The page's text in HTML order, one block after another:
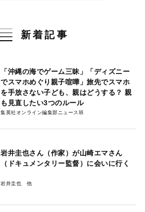
新着記事
「沖縄の海でゲーム三昧」「ディズニー
でスマホめぐり親子喧嘩」旅先でスマホ
を手放さない子ども、親はどうする？ 親
も見直したい3つのルール
集英社オンライン編集部ニュース班
岩井圭也さん（作家）が山崎エマさん
（ドキュメンタリー監督）に会いに行く
岩井圭也